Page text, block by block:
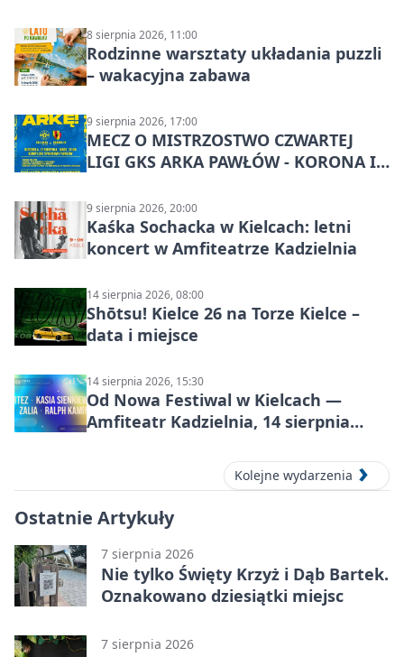
8 sierpnia 2026, 11:00
Rodzinne warsztaty układania puzzli
– wakacyjna zabawa
9 sierpnia 2026, 17:00
MECZ O MISTRZOSTWO CZWARTEJ
LIGI GKS ARKA PAWŁÓW - KORONA III
9 sierpnia 2026, 20:00
Kaśka Sochacka w Kielcach: letni
koncert w Amfiteatrze Kadzielnia
14 sierpnia 2026, 08:00
Shōtsu! Kielce 26 na Torze Kielce –
data i miejsce
14 sierpnia 2026, 15:30
Od Nowa Festiwal w Kielcach —
Amfiteatr Kadzielnia, 14 sierpnia
Kolejne wydarzenia
Ostatnie Artykuły
7 sierpnia 2026
Nie tylko Święty Krzyż i Dąb Bartek.
Oznakowano dziesiątki miejsc
7 sierpnia 2026